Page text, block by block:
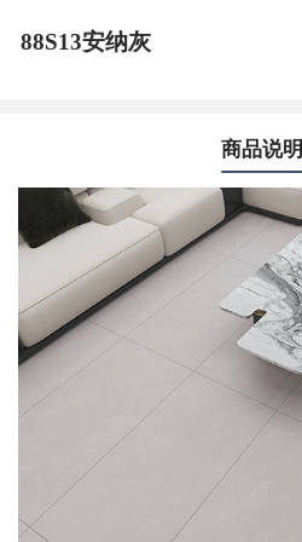
88S13安纳灰
商品说明